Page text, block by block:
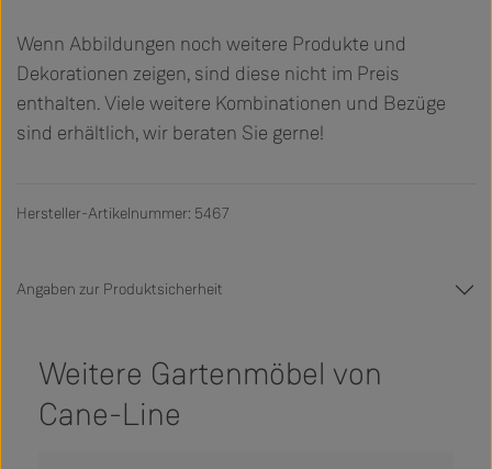
Wenn Abbildungen noch weitere Produkte und
Dekorationen zeigen, sind diese nicht im Preis
enthalten. Viele weitere Kombinationen und Bezüge
sind erhältlich, wir beraten Sie gerne!
Hersteller-Artikelnummer: 5467
Angaben zur Produktsicherheit
Weitere Gartenmöbel von
Cane-Line